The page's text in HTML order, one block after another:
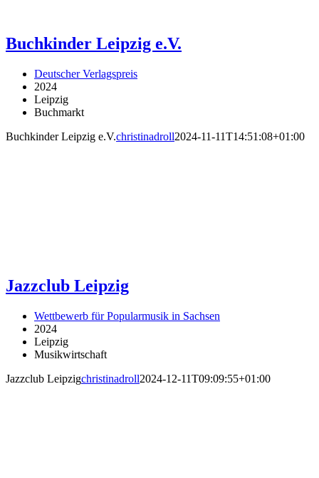
Buchkinder Leipzig e.V.
Deutscher Verlagspreis
2024
Leipzig
Buchmarkt
Buchkinder Leipzig e.V.christinadroll2024-11-11T14:51:08+01:00
Jazzclub Leipzig
Wettbewerb für Popularmusik in Sachsen
2024
Leipzig
Musikwirtschaft
Jazzclub Leipzigchristinadroll2024-12-11T09:09:55+01:00